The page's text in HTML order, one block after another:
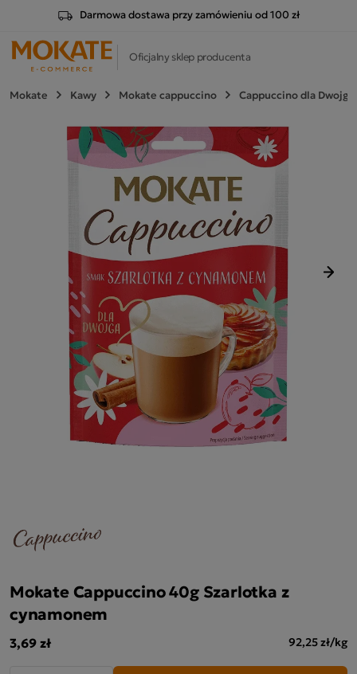
Darmowa dostawa przy zamówieniu od 100 zł
Oficjalny sklep producenta
Mokate Kawy Mokate cappuccino Cappuccino dla Dwojga
Mokate Cappuccino 40g Szarlotka z
cynamonem
3,69 zł 92,25 zł/kg